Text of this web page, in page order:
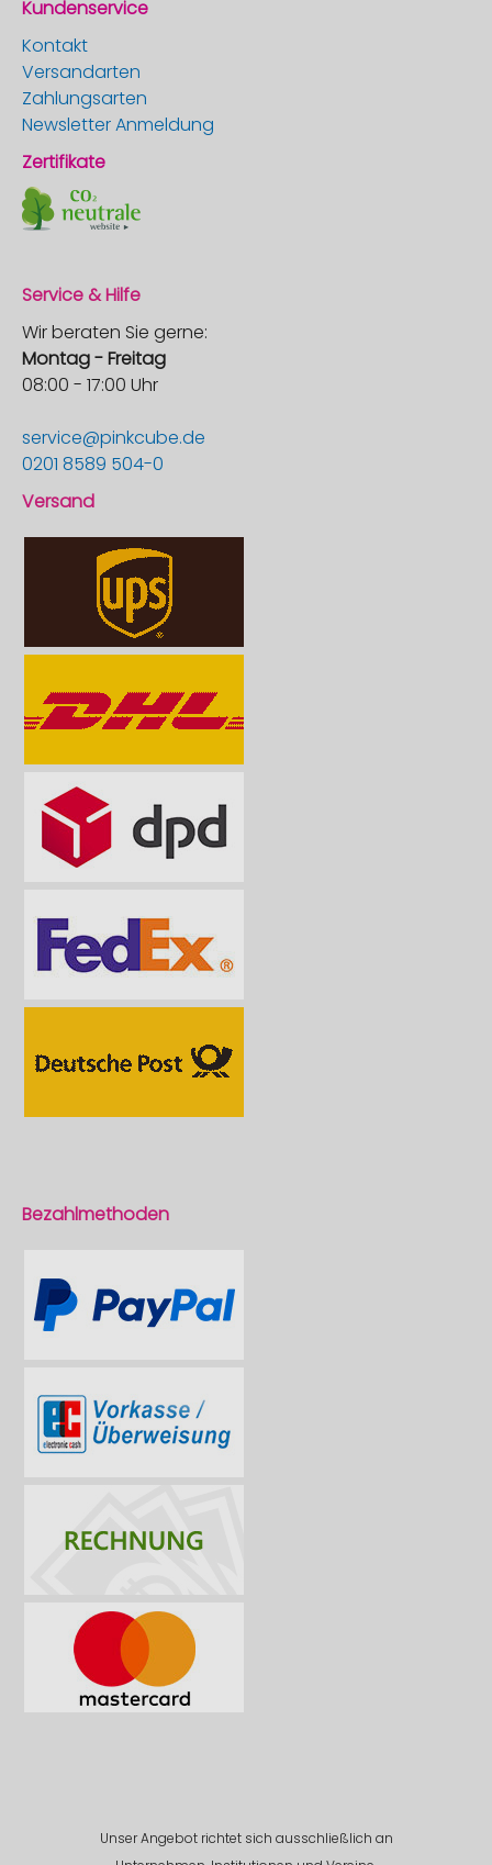
Kundenservice
Kontakt
Versandarten
Zahlungsarten
Newsletter Anmeldung
Zertifikate
Service & Hilfe
Wir beraten Sie gerne:
Montag - Freitag
08:00 - 17:00 Uhr
service@pinkcube.de
0201 8589 504-0
Versand
Bezahlmethoden
Unser Angebot richtet sich ausschließlich an